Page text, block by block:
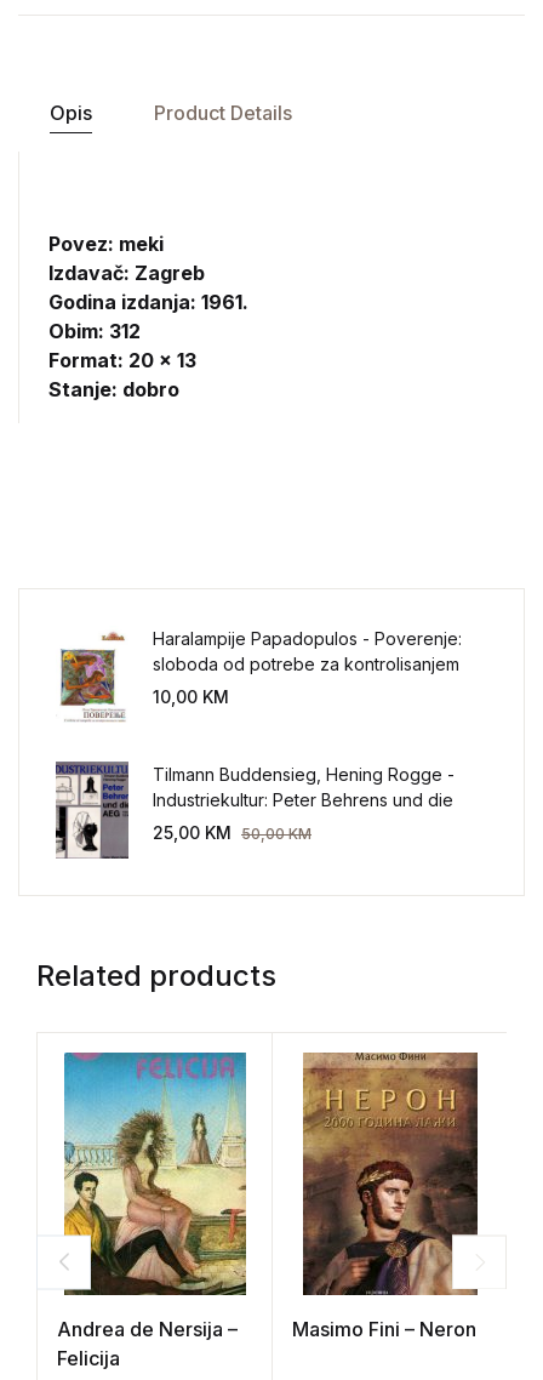
Opis Product Details
Povez: meki
Izdavač: Zagreb
Godina izdanja: 1961.
Obim: 312
Format: 20 x 13
Stanje: dobro
Haralampije Papadopulos - Poverenje:
sloboda od potrebe za kontrolisanjem
sveta
10,00 KM
Tilmann Buddensieg, Hening Rogge -
Industriekultur: Peter Behrens und die
AEG 1907-1914.
25,00 KM 50,00KM
Related products
Andrea de Nersija –
Felicija
Masimo Fini – Neron